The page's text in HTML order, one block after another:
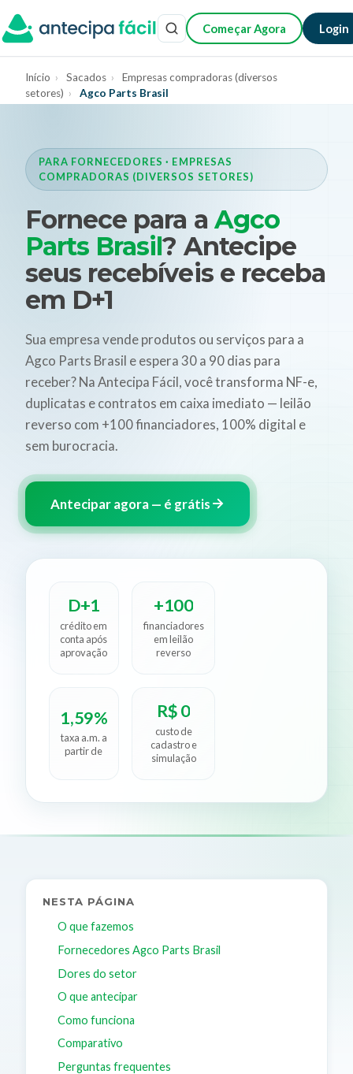
Começar Agora Login
Início › Sacados ›
Empresas compradoras (diversos
setores) › Agco Parts Brasil
PARA FORNECEDORES · EMPRESAS
COMPRADORAS (DIVERSOS SETORES)
Fornece para a Agco
Parts Brasil? Antecipe
seus recebíveis e receba
em D+1
Sua empresa vende produtos ou serviços para a
Agco Parts Brasil e espera 30 a 90 dias para
receber? Na Antecipa Fácil, você transforma NF-e,
duplicatas e contratos em caixa imediato — leilão
reverso com +100 financiadores, 100% digital e
sem burocracia.
Antecipar agora — é grátis
D+1
crédito em
conta após
aprovação
+100
financiadores
em leilão
reverso
1,59%
taxa a.m. a
partir de
R$ 0
custo de
cadastro e
simulação
NESTA PÁGINA
O que fazemos
Fornecedores Agco Parts Brasil
Dores do setor
O que antecipar
Como funciona
Comparativo
Perguntas frequentes